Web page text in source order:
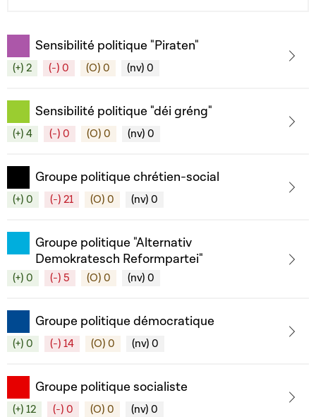
Sensibilité politique "Piraten"
(+) 2 (-) 0 (O) 0 (nv) 0
Sensibilité politique "déi gréng"
(+) 4 (-) 0 (O) 0 (nv) 0
Groupe politique chrétien-social
(+) 0 (-) 21 (O) 0 (nv) 0
Groupe politique "Alternativ
Demokratesch Reformpartei"
(+) 0 (-) 5 (O) 0 (nv) 0
Groupe politique démocratique
(+) 0 (-) 14 (O) 0 (nv) 0
Groupe politique socialiste
(+) 12 (-) 0 (O) 0 (nv) 0